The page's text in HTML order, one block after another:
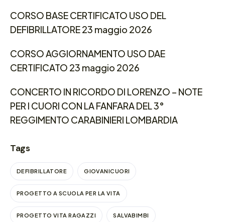
CORSO BASE CERTIFICATO USO DEL
DEFIBRILLATORE 23 maggio 2026
CORSO AGGIORNAMENTO USO DAE
CERTIFICATO 23 maggio 2026
CONCERTO IN RICORDO DI LORENZO – NOTE
PER I CUORI CON LA FANFARA DEL 3°
REGGIMENTO CARABINIERI LOMBARDIA
Tags
DEFIBRILLATORE GIOVANICUORI
PROGETTO A SCUOLA PER LA VITA
PROGETTO VITA RAGAZZI SALVABIMBI